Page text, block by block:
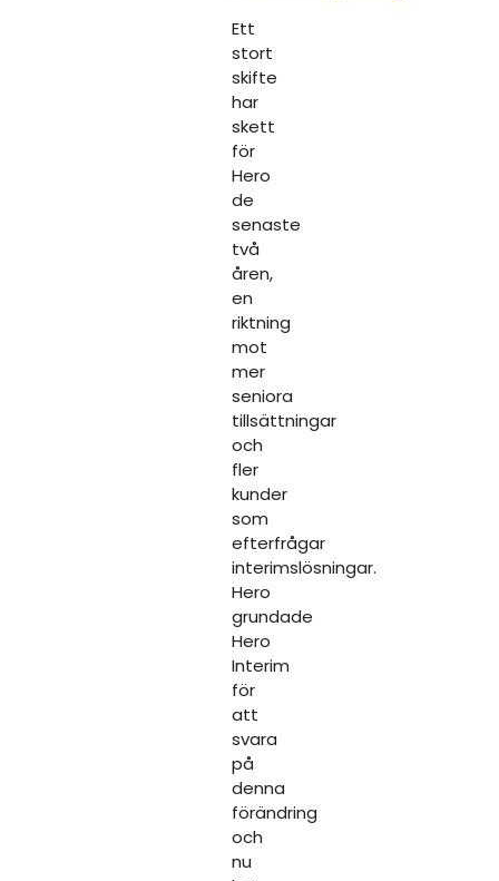
Ett
stort
skifte
har
skett
för
Hero
de
senaste
två
åren,
en
riktning
mot
mer
seniora
tillsättningar
och
fler
kunder
som
efterfrågar
interimslösningar.
Hero
grundade
Hero
Interim
för
att
svara
på
denna
förändring
och
nu